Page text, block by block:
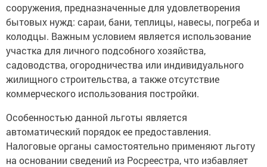
сооружения, предназначенные для удовлетворения
бытовых нужд: сараи, бани, теплицы, навесы, погреба и
колодцы. Важным условием является использование
участка для личного подсобного хозяйства,
садоводства, огородничества или индивидуального
жилищного строительства, а также отсутствие
коммерческого использования постройки.
Особенностью данной льготы является
автоматический порядок ее предоставления.
Налоговые органы самостоятельно применяют льготу
на основании сведений из Росреестра, что избавляет